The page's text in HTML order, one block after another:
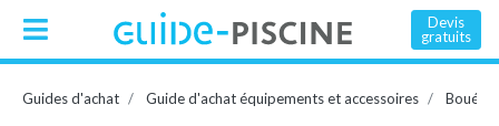
Devis
gratuits
Guides d'achat Guide d'achat équipements et accessoires Bouée,